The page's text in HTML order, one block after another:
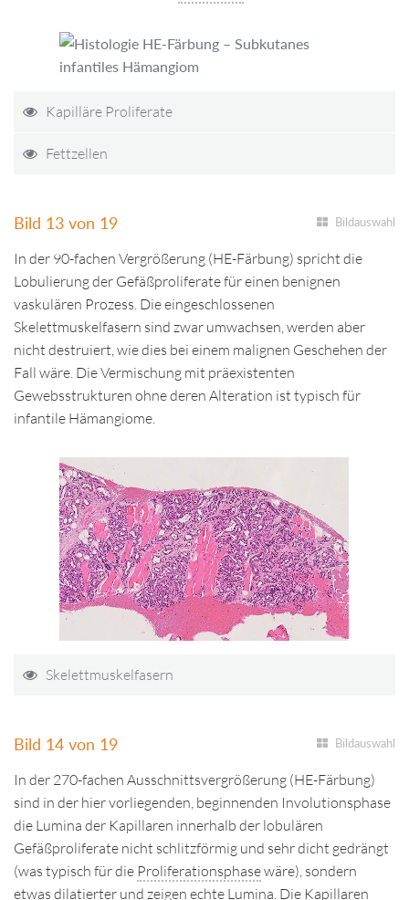
Kapilläre Proliferate
Fettzellen
Bild 13 von 19 Bildauswahl
In der 90-fachen Vergrößerung (HE-Färbung) spricht die
Lobulierung der Gefäßproliferate für einen benignen
vaskulären Prozess. Die eingeschlossenen
Skelettmuskelfasern sind zwar umwachsen, werden aber
nicht destruiert, wie dies bei einem malignen Geschehen der
Fall wäre. Die Vermischung mit präexistenten
Gewebsstrukturen ohne deren Alteration ist typisch für
infantile Hämangiome.
Skelettmuskelfasern
Bild 14 von 19 Bildauswahl
In der 270-fachen Ausschnittsvergrößerung (HE-Färbung)
sind in der hier vorliegenden, beginnenden Involutionsphase
die Lumina der Kapillaren innerhalb der lobulären
Gefäßproliferate nicht schlitzförmig und sehr dicht gedrängt
(was typisch für die Proliferationsphasewäre), sondern
etwas dilatierter und zeigen echte Lumina. Die Kapillaren